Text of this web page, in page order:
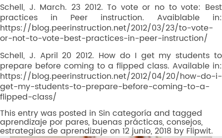
Schell, J. March. 23 2012. To vote or no to vote: Best
practices in Peer instruction. Avaiblable in:
https://blog.peerinstruction.net/2012/03/23/to-vote-
or-not-to-vote-best-practices-in-peer-instruction/
Schell, J. April 20 2012. How do I get my students to
prepare before coming to a flipped class. Available in:
https://blog.peerinstruction.net/2012/04/20/how-do-i-
get-my-students-to-prepare-before-coming-to-a-
flipped-class/
This entry was posted in Sin categoría and tagged
aprendizaje por pares, buenas prácticas, consejos,
estrategias de aprendizaje on 12 junio, 2018 by Flipwit.